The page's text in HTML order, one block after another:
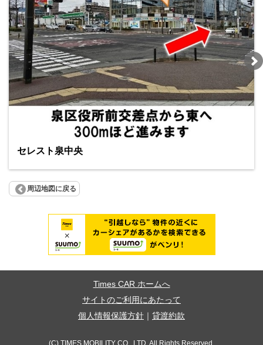
セレスト泉中央
周辺地図に戻る
Times CAR ホームへ
サイトのご利用にあたって
個人情報保護方針
貸渡約款